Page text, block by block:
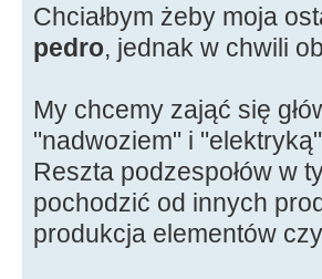
Chciałbym żeby moja
pedro, jednak w chwili
My chcemy zająć się
"nadwoziem" i
Reszta podzespołów w
pochodzić od innych
produkcja elementów